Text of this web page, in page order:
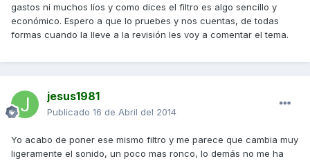
gastos ni muchos líos y como dices el filtro es algo sencillo y
económico. Espero a que lo pruebes y nos cuentas, de todas
formas cuando la lleve a la revisión les voy a comentar el tema.
jesus1981
Publicado 16 de Abril del 2014
Yo acabo de poner ese mismo filtro y me parece que cambia muy
ligeramente el sonido, un poco mas ronco, lo demás no me ha